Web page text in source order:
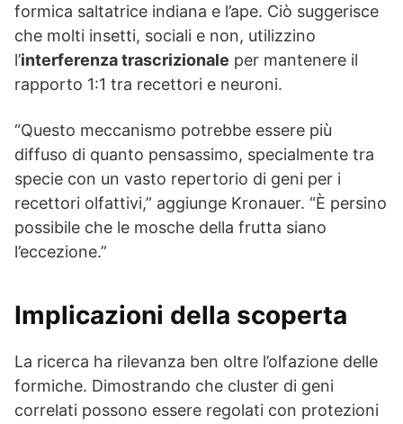
formica saltatrice indiana e l’ape. Ciò suggerisce
che molti insetti, sociali e non, utilizzino
l’interferenza trascrizionale per mantenere il
rapporto 1:1 tra recettori e neuroni.
“Questo meccanismo potrebbe essere più
diffuso di quanto pensassimo, specialmente tra
specie con un vasto repertorio di geni per i
recettori olfattivi,” aggiunge Kronauer. “È persino
possibile che le mosche della frutta siano
l’eccezione.”
Implicazioni della scoperta
La ricerca ha rilevanza ben oltre l’olfazione delle
formiche. Dimostrando che cluster di geni
correlati possono essere regolati con protezioni